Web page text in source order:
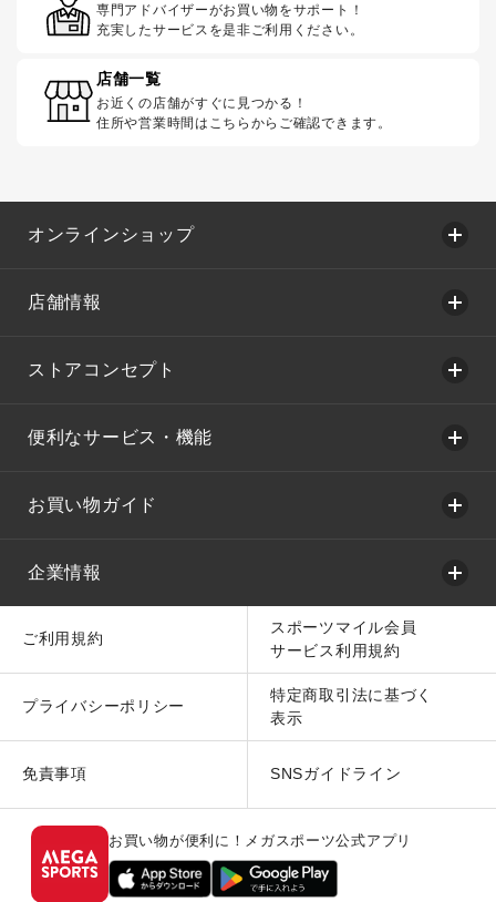
専門アドバイザーがお買い物をサポート！
充実したサービスを是非ご利用ください。
店舗一覧
お近くの店舗がすぐに見つかる！
住所や営業時間はこちらからご確認できます。
オンラインショップ
店舗情報
ストアコンセプト
便利なサービス・機能
お買い物ガイド
企業情報
ご利用規約
スポーツマイル会員
サービス利用規約
プライバシーポリシー
特定商取引法に基づく
表示
免責事項 SNSガイドライン
お買い物が便利に！メガスポーツ公式アプリ